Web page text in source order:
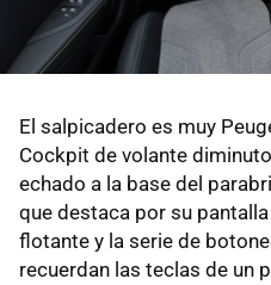
El salpicadero es muy
Cockpit de volante
echado a la base del
que destaca por su
flotante y la serie de
recuerdan las teclas de un